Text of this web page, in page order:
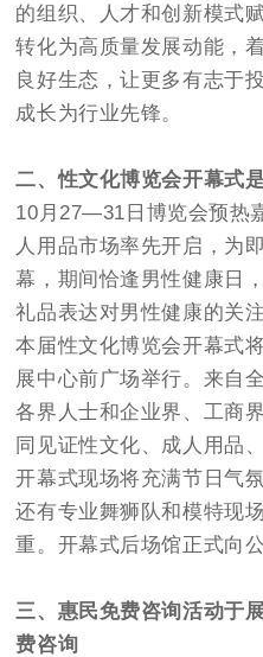
的组织、人才和创新模式
转化为高质量发展动能，
良好生态，让更多有志于
成长为行业先锋。
二、性文化博览会开幕式
10月27—31日博览会预热
人用品市场率先开启，为
幕，期间恰逢男性健康日
礼品表达对男性健康的关
本届性文化博览会开幕式
展中心前广场举行。来自
各界人士和企业界、工商
同见证性文化、成人用品
开幕式现场将充满节日气
还有专业舞狮队和模特现
重。开幕式后场馆正式向公
三、惠民免费咨询活动于
费咨询